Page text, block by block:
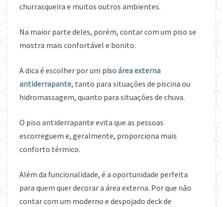
churrasqueira e muitos outros ambientes.
Na maior parte deles, porém, contar com um piso se
mostra mais confortável e bonito.
A dica é escolher por um piso área externa
antiderrapante, tanto para situações de piscina ou
hidromassagem, quanto para situações de chuva.
O piso antiderrapante evita que as pessoas
escorreguem e, geralmente, proporciona mais
conforto térmico.
Além da funcionalidade, é a oportunidade perfeita
para quem quer decorar a área externa. Por que não
contar com um moderno e despojado deck de